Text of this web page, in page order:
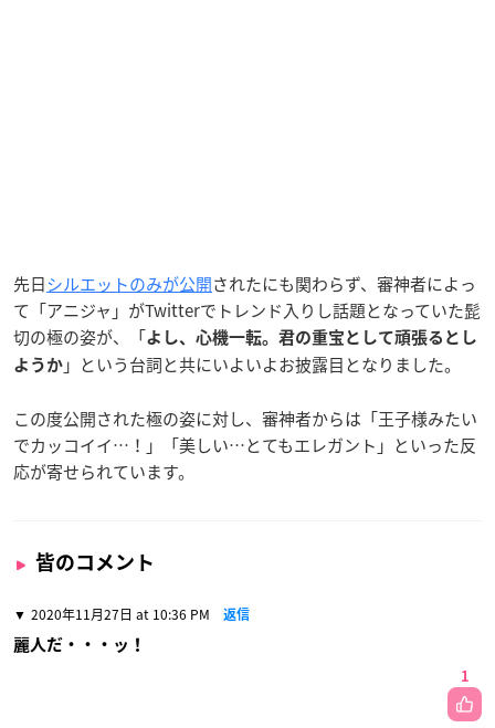
先日シルエットのみが公開されたにも関わらず、審神者によっ
て「アニジャ」がTwitterでトレンド入りし話題となっていた髭
切の極の姿が、「よし、心機一転。君の重宝として頑張るとし
ようか 」という台詞と共にいよいよお披露目となりました。
この度公開された極の姿に対し、審神者からは「王子様みたい
でカッコイイ…！」「美しい…とてもエレガント」といった反
応が寄せられています。
皆のコメント
2020年11月27日 at 10:36 PM 返信
麗人だ・・・ッ！
1